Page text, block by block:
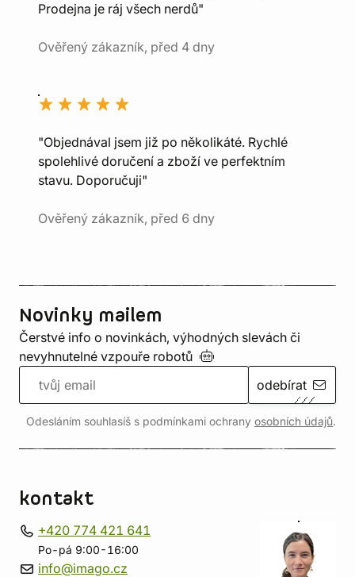
Prodejna je ráj všech nerdů"
Ověřený zákazník, před 4 dny
"Objednával jsem již po několikáté. Rychlé
spolehlivé doručení a zboží ve perfektním
stavu. Doporučuji"
Ověřený zákazník, před 6 dny
Novinky mailem
Čerstvé info o novinkách, výhodných slevách či
nevyhnutelné vzpouře robotů
odebírat
Odesláním souhlasíš s podmínkami ochrany osobních údajů.
kontakt
+420 774 421 641
Po-pá 9:00-16:00
info@imago.cz